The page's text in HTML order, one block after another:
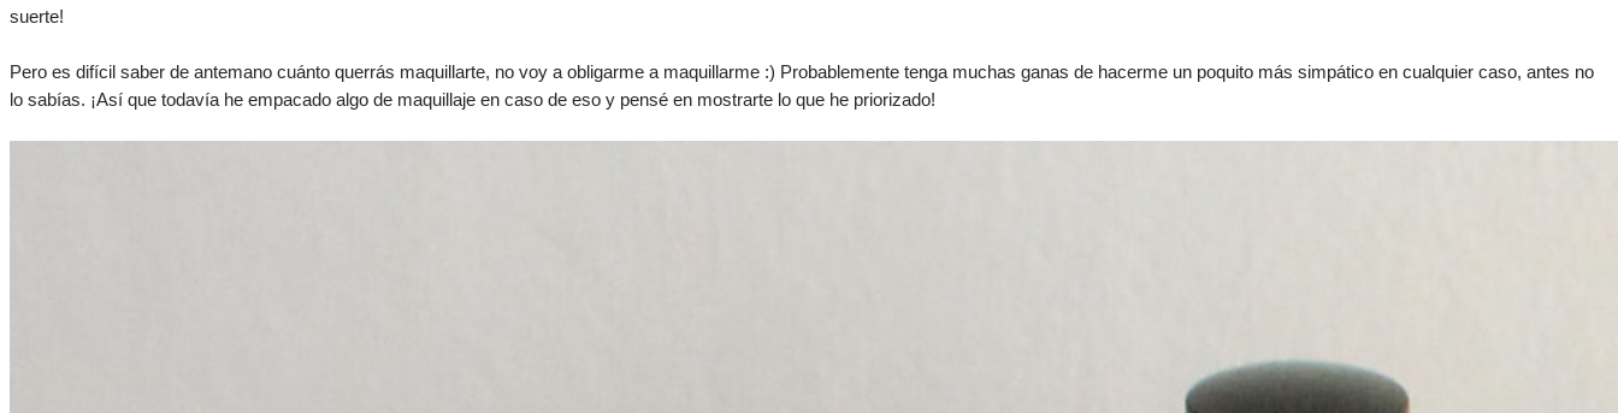
suerte!
Pero es difícil saber de antemano cuánto querrás maquillarte, no voy a obligarme a maquillarme :) Probablemente tenga muchas ganas de hacerme un poquito más simpático en cualquier caso, antes no
lo sabías. ¡Así que todavía he empacado algo de maquillaje en caso de eso y pensé en mostrarte lo que he priorizado!